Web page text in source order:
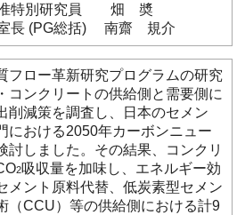
特別研究員 畑 奬
長 (PG総括) 南齋 規介
フロー革新研究プログラムの研究
コンクリートの供給側と需要側に
削減策を調査し、日本のセメン
における2050年カーボンニュー
討しました。その結果、コンクリ
2吸収量を加味し、エネルギー効
メント原料代替、低炭素型セメン
（CCU）等の供給側における計9